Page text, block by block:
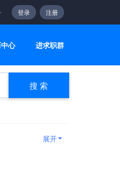
登录 注册
心 进求职群
搜 索
展开